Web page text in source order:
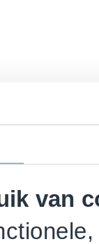
van